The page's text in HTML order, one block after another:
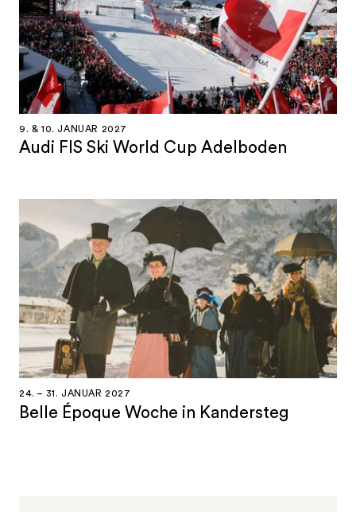
9. & 10. JANUAR 2027
Audi FIS Ski World Cup Adelboden
24. – 31. JANUAR 2027
Belle Époque Woche in Kandersteg